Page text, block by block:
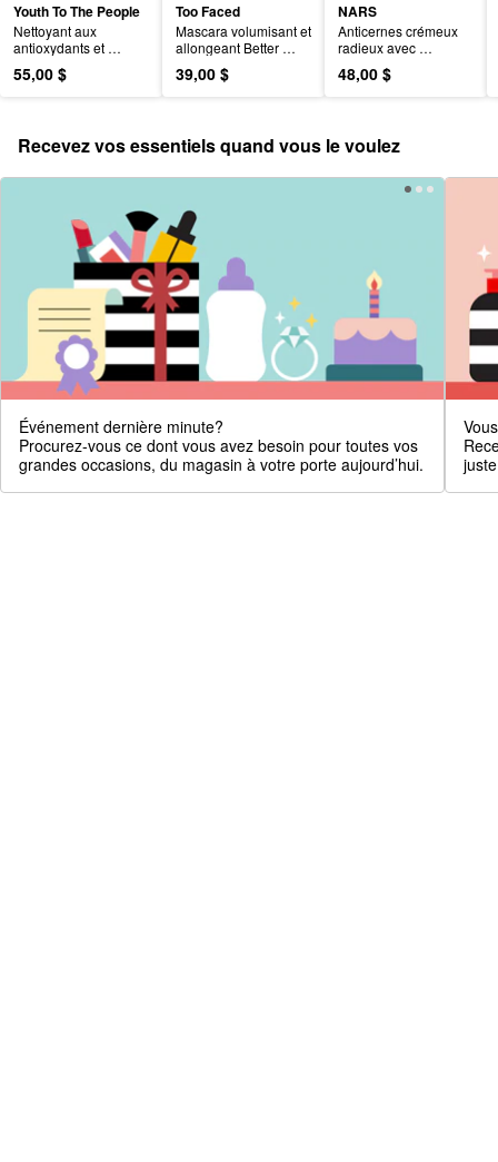
Youth To The People
Nettoyant aux
antioxydants et
superaliments
rechargeable
55,00 $
Too Faced
Mascara volumisant et
allongeant Better
Than Sex
39,00 $
NARS
Anticernes crémeux
radieux avec
couvrance moyenne
48,00 $
Recevez vos essentiels quand vous le voulez
Événement dernière minute?
Procurez-vous ce dont vous avez besoin pour toutes vos
grandes occasions, du magasin à votre porte aujourd’hui.